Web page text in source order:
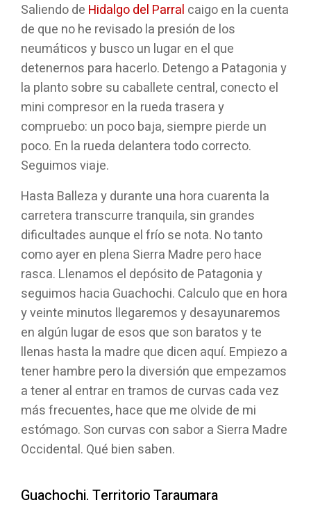
Saliendo de Hidalgo del Parral caigo en la cuenta
de que no he revisado la presión de los
neumáticos y busco un lugar en el que
detenernos para hacerlo. Detengo a Patagonia y
la planto sobre su caballete central, conecto el
mini compresor en la rueda trasera y
compruebo: un poco baja, siempre pierde un
poco. En la rueda delantera todo correcto.
Seguimos viaje.
Hasta Balleza y durante una hora cuarenta la
carretera transcurre tranquila, sin grandes
dificultades aunque el frío se nota. No tanto
como ayer en plena Sierra Madre pero hace
rasca. Llenamos el depósito de Patagonia y
seguimos hacia Guachochi. Calculo que en hora
y veinte minutos llegaremos y desayunaremos
en algún lugar de esos que son baratos y te
llenas hasta la madre que dicen aquí. Empiezo a
tener hambre pero la diversión que empezamos
a tener al entrar en tramos de curvas cada vez
más frecuentes, hace que me olvide de mi
estómago. Son curvas con sabor a Sierra Madre
Occidental. Qué bien saben.
Guachochi. Territorio Taraumara